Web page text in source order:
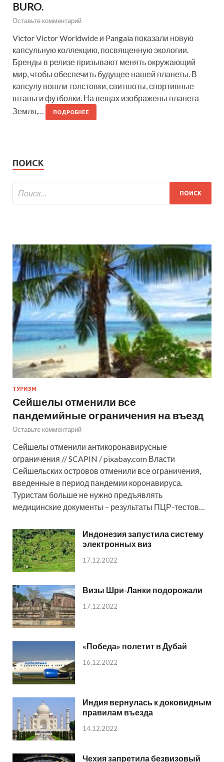
BURO.
Оставьте комментарий
Victor Victor Worldwide и Pangaia показали новую
капсульную коллекцию, посвященную экологии.
Бренды в релизе призывают менять окружающий
мир, чтобы обеспечить будущее нашей планеты. В
капсулу вошли толстовки, свитшоты, спортивные
штаны и футболки. На вещах изображены планета
Земля,…
ПОДРОБНЕЕ
ПОИСК
ТУРИЗМ
Сейшелы отменили все
пандемийные ограничения на въезд
Оставьте комментарий
Сейшелы отменили антикоронавирусные
ограничения // SCAPIN / pixabay.com Власти
Сейшельских островов отменили все ограничения,
введенные в период пандемии коронавируса.
Туристам больше не нужно предъявлять
медицинские документы – результаты ПЦР-тестов…
Индонезия запустила систему
электронных виз
17.12.2022
Визы Шри-Ланки подорожали
17.12.2022
«Победа» полетит в Дубай
16.12.2022
Индия вернулась к доковидным
правилам въезда
14.12.2022
Чехия запретила безвизовый